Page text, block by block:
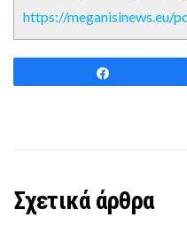
https://meganisinews.eu/
Σχετικά άρθρα